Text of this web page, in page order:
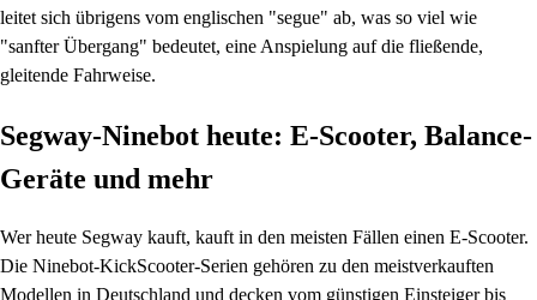
leitet sich übrigens vom englischen "segue" ab, was so viel wie
"sanfter Übergang" bedeutet, eine Anspielung auf die fließende,
gleitende Fahrweise.
Segway-Ninebot heute: E-Scooter, Balance-
Geräte und mehr
Wer heute Segway kauft, kauft in den meisten Fällen einen E-Scooter.
Die Ninebot-KickScooter-Serien gehören zu den meistverkauften
Modellen in Deutschland und decken vom günstigen Einsteiger bis